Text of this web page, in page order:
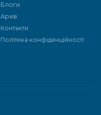
Блоги
Архів
Контакти
Політика конфіденційності